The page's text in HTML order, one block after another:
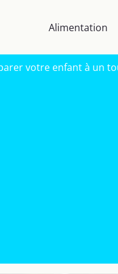
Alimentation
votre enfant à un